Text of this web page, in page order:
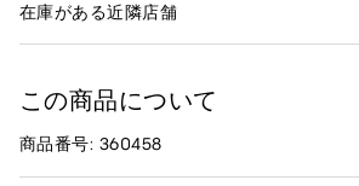
在庫がある近隣店舗
この商品について
商品番号: 360458